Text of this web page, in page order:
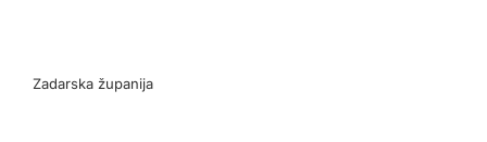
Zadarska županija